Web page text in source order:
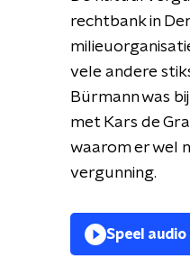
rechtbank in
vele andere
Bürmann was
met Kars de
waarom er wel
vergunning.
Speel